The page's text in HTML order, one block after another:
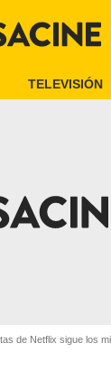
TELEVISIÓN
de Netflix sigue los